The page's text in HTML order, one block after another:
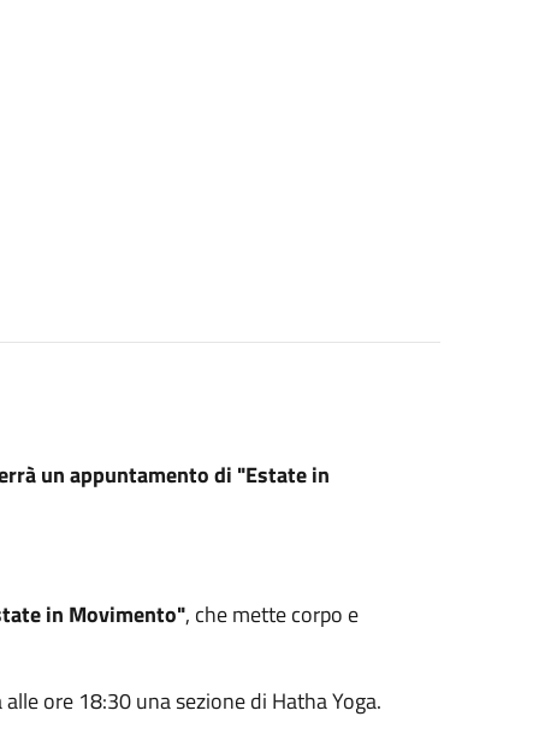
un appuntamento di "Estate in
in Movimento", che mette corpo e
ore 18:30 una sezione di Hatha Yoga.